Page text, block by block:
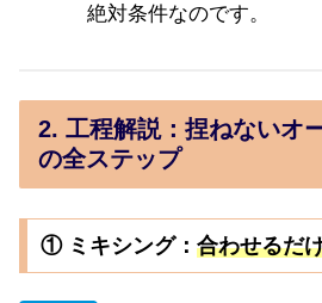
絶対条件なのです。
2. 工程解説：捏ねないオ
の全ステップ
① ミキシング： 合わせるだ